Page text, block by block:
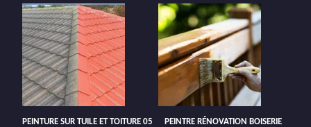
PEINTURE SUR TUILE ET TOITURE 05
PEINTRE RÉNOVATION BOISERIE